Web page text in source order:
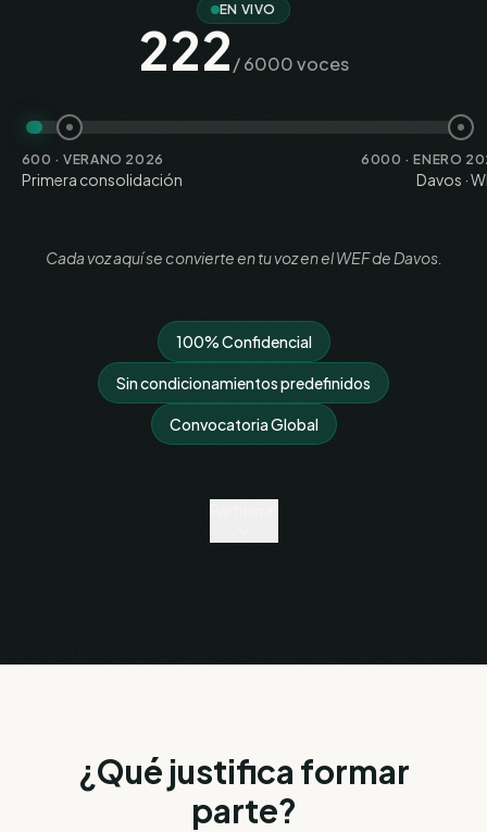
EN VIVO
222/ 6000 voces
600 ·VERANO 2026
Primera consolidación
6000 ·ENERO
Davos ·
Cada voz aquí se convierte en tu voz en el WEF de Davos.
100% Confidencial
Sin condicionamientos predefinidos
Convocatoria Global
¿Qué justifica formar
parte?